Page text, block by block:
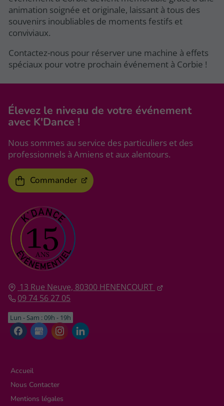
animation soignée et originale, laissant à tous des
souvenirs inoubliables de moments festifs et
conviviaux.
Contactez-nous pour réserver une machine à effets
spéciaux pour votre prochain événement à Corbie !
13 Rue Neuve, 80300 HENENCOURT
09 74 56 27 05
Lun - Sam : 09h - 19h
Accueil
Nous Contacter
Mentions légales
Élevez le niveau de votre événement
avec K'Dance !
Nous sommes au service des particuliers et des
professionnels à Amiens et aux alentours.
Commander